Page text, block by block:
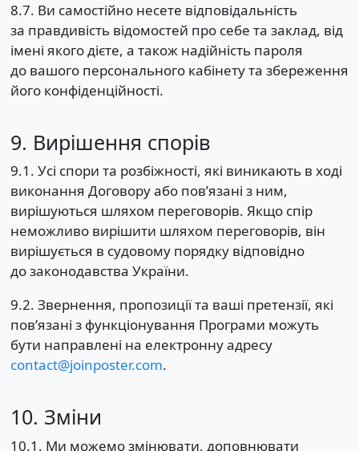
8.7. Ви самостійно несете відповідальність
за правдивість відомостей про себе та заклад, від
імені якого дієте, а також надійність пароля
до вашого персонального кабінету та збереження
його конфіденційності.
9. Вирішення спорів
9.1. Усі спори та розбіжності, які виникають в ході
виконання Договору або пов’язані з ним,
вирішуються шляхом переговорів. Якщо спір
неможливо вирішити шляхом переговорів, він
вирішується в судовому порядку відповідно
до законодавства України.
9.2. Звернення, пропозиції та ваші претензії, які
пов’язані з функціонування Програми можуть
бути направлені на електронну адресу
contact@joinposter.com.
10. Зміни
10.1. Ми можемо змінювати, доповнювати